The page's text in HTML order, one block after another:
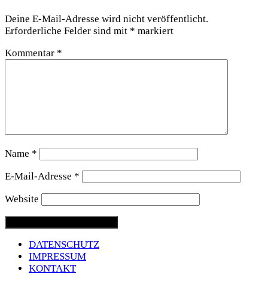
Deine E-Mail-Adresse wird nicht veröffentlicht.
Erforderliche Felder sind mit * markiert
Kommentar *
Name *
E-Mail-Adresse *
Website
DATENSCHUTZ
IMPRESSUM
KONTAKT